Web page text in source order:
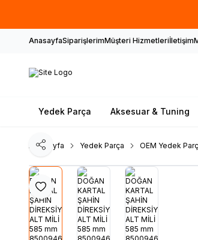
AnasayfaSiparişlerimMüşteri Hizmetleriİletişim
Yedek Parça Aksesuar & Tuning
Ana Sayfa Yedek Parça OEM Yedek
Favoriye Ekle
Paylaş